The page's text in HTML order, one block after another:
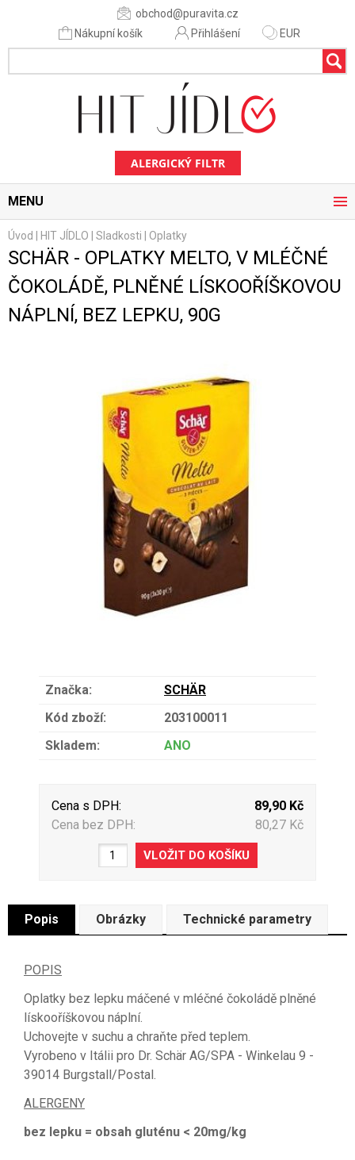
obchod@puravita.cz
Nákupní košík
Přihlášení EUR
ALERGICKÝ FILTR
MENU
Úvod HIT JÍDLO Sladkosti Oplatky
SCHÄR - OPLATKY MELTO, V MLÉČNÉ
ČOKOLÁDĚ, PLNĚNÉ LÍSKOOŘÍŠKOVOU
NÁPLNÍ, BEZ LEPKU, 90G
Značka:
SCHÄR
Kód zboží:
203100011
Skladem:
ANO
Cena s DPH:
89,90 Kč
Cena bez DPH:
80,27 Kč
Popis Obrázky Technické parametry
POPIS
Oplatky bez lepku máčené v mléčné čokoládě plněné
lískooříškovou náplní.
Uchovejte v suchu a chraňte před teplem.
Vyrobeno v Itálii pro Dr. Schär AG/SPA - Winkelau 9 -
39014 Burgstall/Postal.
ALERGENY
bez lepku = obsah gluténu < 20mg/kg